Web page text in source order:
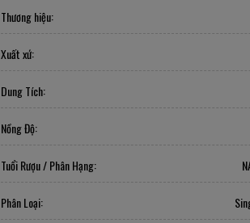
Thương hiệu:
Xuất xứ:
Dung Tích:
Nồng Độ:
Tuổi Rượu / Phân Hạng:
Phân Loại: